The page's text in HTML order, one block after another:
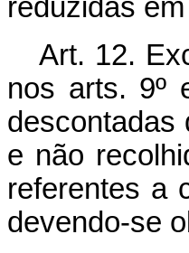
reduzidas
Art. 12.
nos arts. 9º
descontadas
e não
referentes a
devendo-se